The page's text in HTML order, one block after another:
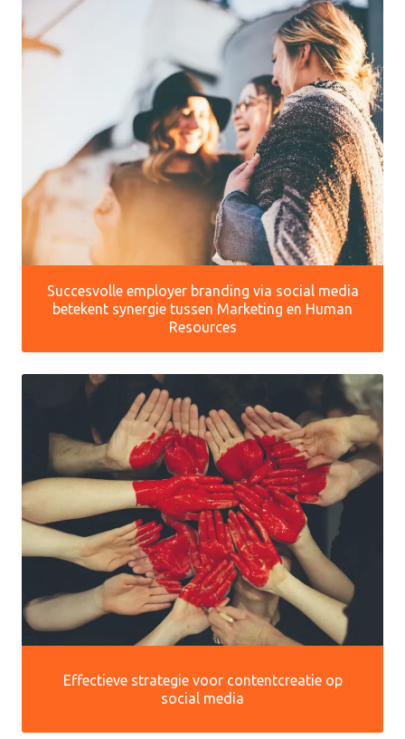
Succesvolle employer branding via social media
betekent synergie tussen Marketing en Human
Resources
Effectieve strategie voor contentcreatie op
social media